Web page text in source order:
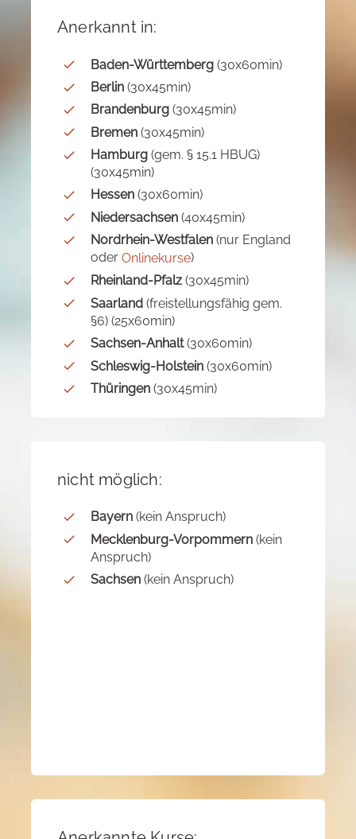
Anerkannt in:
Baden-Württemberg (30x60min)
Berlin (30x45min)
Brandenburg (30x45min)
Bremen (30x45min)
Hamburg (gem. § 15.1 HBUG)
(30x45min)
Hessen (30x60min)
Niedersachsen (40x45min)
Nordrhein-Westfalen (nur England
oder Onlinekurse)
Rheinland-Pfalz (30x45min)
Saarland (freistellungsfähig gem.
§6) (25x60min)
Sachsen-Anhalt(30x60min)
Schleswig-Holstein (30x60min)
Thüringen (30x45min)
nicht möglich:
Bayern (kein Anspruch)
Mecklenburg-Vorpommern (kein
Anspruch)
Sachsen (kein Anspruch)